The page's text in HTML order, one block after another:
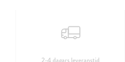
2-4 dagars leveranstid